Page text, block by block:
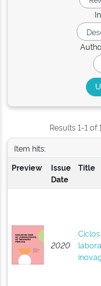
Results 1-1 of
Item hits:
Preview
Issue
Date
Title
2020